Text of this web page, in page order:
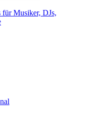
Musiker, DJs,